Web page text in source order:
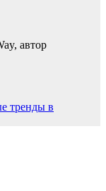
автор
тренды в